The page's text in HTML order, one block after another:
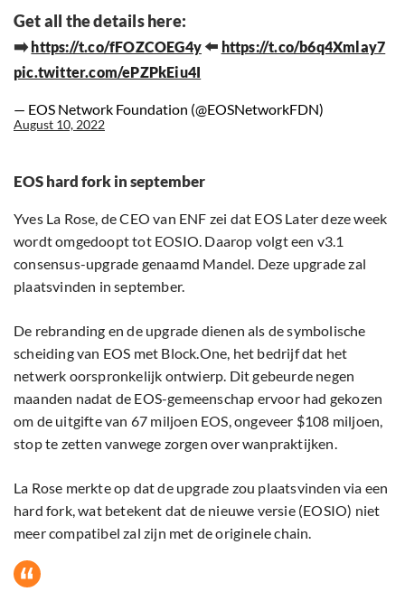
Get all the details here:
➡️ https://t.co/fFOZCOEG4y ⬅️ https://t.co/b6q4Xmlay7
pic.twitter.com/ePZPkEiu4I
— EOS Network Foundation (@EOSNetworkFDN)
August 10, 2022
EOS hard fork in september
Yves La Rose, de CEO van ENF zei dat EOS Later deze week
wordt omgedoopt tot EOSIO. Daarop volgt een v3.1
consensus-upgrade genaamd Mandel. Deze upgrade zal
plaatsvinden in september.
De rebranding en de upgrade dienen als de symbolische
scheiding van EOS met Block.One, het bedrijf dat het
netwerk oorspronkelijk ontwierp. Dit gebeurde negen
maanden nadat de EOS-gemeenschap ervoor had gekozen
om de uitgifte van 67 miljoen EOS, ongeveer $108 miljoen,
stop te zetten vanwege zorgen over wanpraktijken.
La Rose merkte op dat de upgrade zou plaatsvinden via een
hard fork, wat betekent dat de nieuwe versie (EOSIO) niet
meer compatibel zal zijn met de originele chain.